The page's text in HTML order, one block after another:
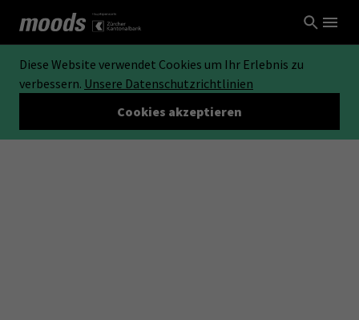
Diese Website verwendet Cookies um Ihr Erlebnis zu
verbessern. Unsere Datenschutzrichtlinien
Cookies akzeptieren